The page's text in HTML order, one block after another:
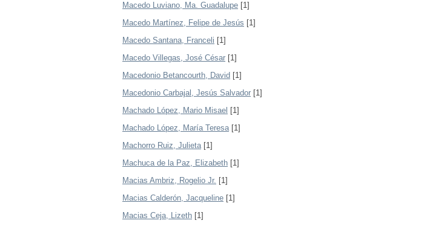
Macedo Luviano, Ma. Guadalupe [1]
Macedo Martínez, Felipe de Jesús [1]
Macedo Santana, Franceli [1]
Macedo Villegas, José César [1]
Macedonio Betancourth, David [1]
Macedonio Carbajal, Jesús Salvador [1]
Machado López, Mario Misael [1]
Machado López, María Teresa[1]
Machorro Ruiz, Julieta[1]
Machuca de la Paz, Elizabeth [1]
Macias Ambriz, Rogelio Jr. [1]
Macias Calderón, Jacqueline [1]
Macias Ceja, Lizeth [1]